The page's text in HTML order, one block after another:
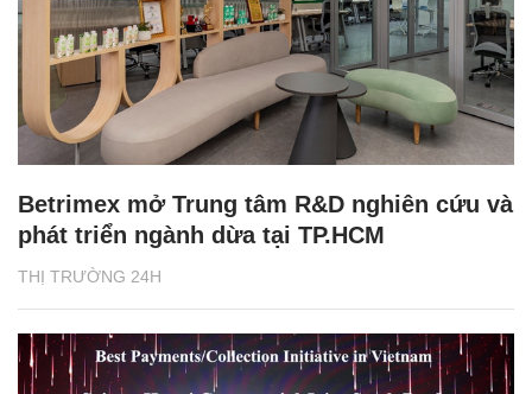
THỊ TRƯỜNG 24H
Betrimex mở Trung tâm R&D nghiên cứu và
phát triển ngành dừa tại TP.HCM